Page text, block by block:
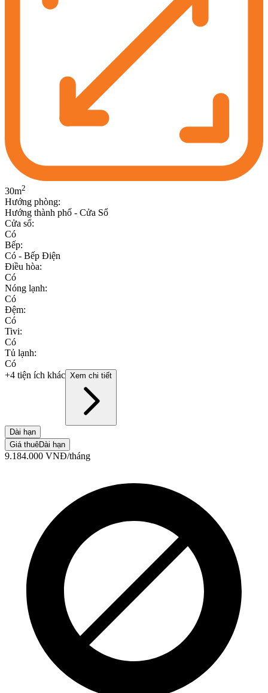
30m2
Hướng phòng:
Hướng thành phố - Cửa Sổ
Cửa sổ:
Có
Bếp:
Có - Bếp Điện
Điều hòa:
Có
Nóng lạnh:
Có
Đệm:
Có
Tivi:
Có
Tủ lạnh:
Có
+4 tiện ích khác Xem chi tiết
Dài hạn
Giá thuêDài hạn
9.184.000 VNĐ/tháng